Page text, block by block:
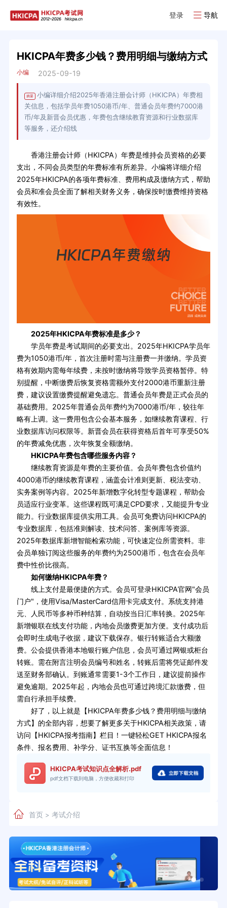
登录 导航
HKICPA年费多少钱？费用明细与缴纳方式
小编 2025-09-19
摘要
小编详细介绍2025年香港注册会计师（HKICPA）年费相
关信息，包括学员年费1050港币/年、普通会员年费约7000港
币/年及新晋会员优惠，年费包含继续教育资源和行业数据库
等服务，还介绍线
香港注册会计师（HKICPA）年费是维持会员资格的必要
支出，不同会员类型的年费标准有所差异。小编将详细介绍
2025年HKICPA的各项年费标准、费用构成及缴纳方式，帮助
会员和准会员全面了解相关财务义务，确保按时缴费维持资格
有效性。
2025年HKICPA年费标准是多少？
学员年费是考试期间的必要支出。2025年HKICPA学员年
费为1050港币/年，首次注册时需与注册费一并缴纳。学员资
格有效期内需每年续费，未按时缴纳将导致学员资格暂停。特
别提醒，中断缴费后恢复资格需额外支付2000港币重新注册
费，建议设置缴费提醒避免遗忘。普通会员年费是正式会员的
基础费用。2025年普通会员年费约为7000港币/年，较往年
略有上调。这一费用包含公会基本服务，如继续教育课程、行
业数据库访问权限等。新晋会员在获得资格后首年可享受50%
的年费减免优惠，次年恢复全额缴纳。
HKICPA年费包含哪些服务内容？
继续教育资源是年费的主要价值。会员年费包含价值约
4000港币的继续教育课程，涵盖会计准则更新、税法变动、
实务案例等内容。2025年新增数字化转型专题课程，帮助会
员适应行业变革。这些课程既可满足CPD要求，又能提升专业
能力。行业数据库提供实用工具。会员可免费访问HKICPA的
专业数据库，包括准则解读、技术问答、案例库等资源。
2025年数据库新增智能检索功能，可快速定位所需资料。非
会员单独订阅这些服务的年费约为2500港币，包含在会员年
费中性价比很高。
如何缴纳HKICPA年费？
线上支付是最便捷的方式。会员可登录HKICPA官网"会员
门户"，使用Visa/MasterCard信用卡完成支付。系统支持港
元、人民币等多种币种结算，自动按当日汇率转换。2025年
新增银联在线支付功能，内地会员缴费更加方便。支付成功后
会即时生成电子收据，建议下载保存。银行转账适合大额缴
费。公会提供香港本地银行账户信息，会员可通过网银或柜台
转账。需在附言注明会员编号和姓名，转账后需将凭证邮件发
送至财务部确认。到账通常需要1-3个工作日，建议提前操作
避免逾期。2025年起，内地会员也可通过跨境汇款缴费，但
需自行承担手续费。
好了，以上就是【HKICPA年费多少钱？费用明细与缴纳
方式】的全部内容，想要了解更多关于HKICPA相关政策，请
访问【HKICPA报考指南】栏目！一键轻松GET HKICPA报名
条件、报名费用、补学分、证书互换等全面信息！
HKICPA考试知识点全解析.pdf
pdf文档下载到电脑，方便收藏和打印
首页> 考试介绍